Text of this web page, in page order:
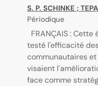
S. P. SCHINKE ;
Périodique
FRANÇAIS :
testé l'efficacité
communautaires
visaient
face comme